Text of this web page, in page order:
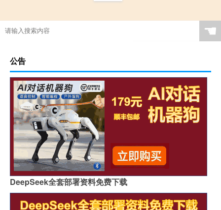
☚
公告
DeepSeek全套部署资料免费下载